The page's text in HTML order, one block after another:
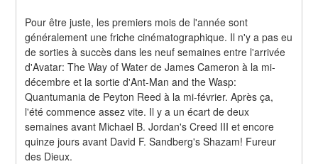
Pour être juste, les premiers mois de l'année sont
généralement une friche cinématographique. Il n'y a pas eu
de sorties à succès dans les neuf semaines entre l'arrivée
d'Avatar: The Way of Water de James Cameron à la mi-
décembre et la sortie d'Ant-Man and the Wasp:
Quantumania de Peyton Reed à la mi-février. Après ça,
l'été commence assez vite. Il y a un écart de deux
semaines avant Michael B. Jordan's Creed III et encore
quinze jours avant David F. Sandberg's Shazam! Fureur
des Dieux.